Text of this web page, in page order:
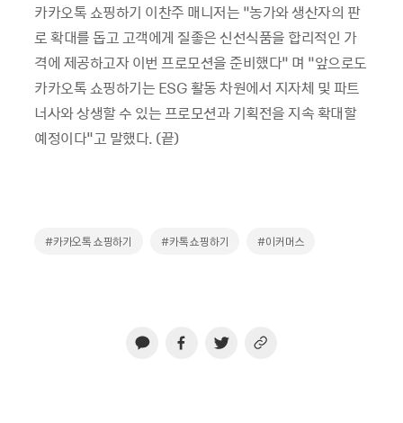
카카오톡 쇼핑하기 이찬주 매니저는 “농가와 생산자의 판
로 확대를 돕고 고객에게 질좋은 신선식품을 합리적인 가
격에 제공하고자 이번 프로모션을 준비했다” 며 “앞으로도
카카오톡 쇼핑하기는 ESG 활동 차원에서 지자체 및 파트
너사와 상생할 수 있는 프로모션과 기획전을 지속 확대할
예정이다"고 말했다. (끝)
#카카오톡 쇼핑하기 #카톡 쇼핑하기 #이커머스